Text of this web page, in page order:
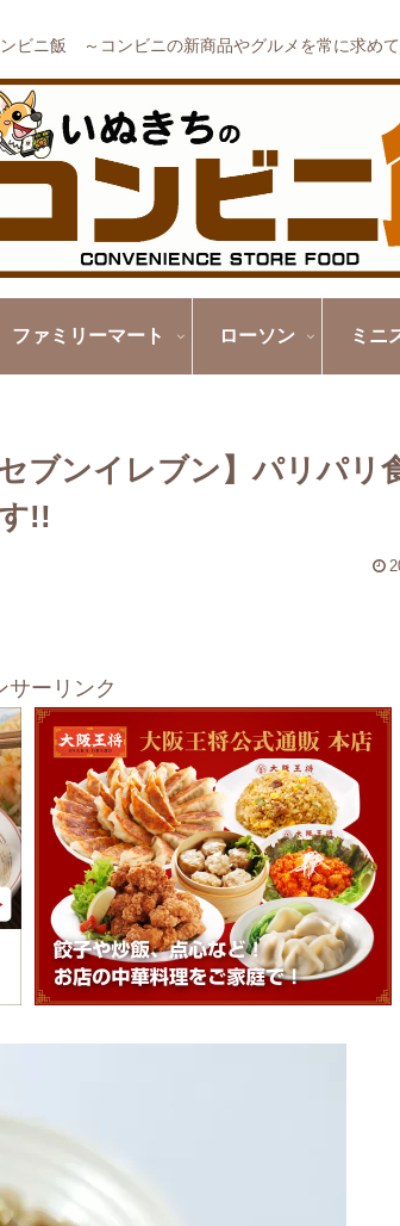
ビニ飯 ～コンビニの新商品やグルメを常に求め
ファミリーマート ローソン ミニ
ブンイレブン】パリパリ
!!
サーリンク